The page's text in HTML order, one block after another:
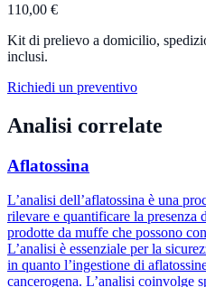
110,00 €
Kit di prelievo a domicilio,
inclusi.
Richiedi un preventivo
Analisi correlate
Aflatossina
L’analisi dell’aflatossina è una
rilevare e quantificare la presenza
prodotte da muffe che possono
L’analisi è essenziale per la
in quanto l’ingestione di
cancerogena. L’analisi coinvolge